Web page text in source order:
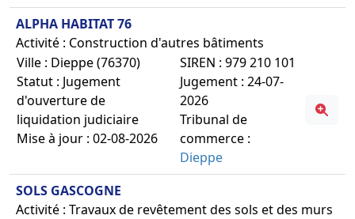
ALPHA HABITAT 76
Activité : Construction d'autres bâtiments
Ville : Dieppe (76370)
Statut : Jugement
d'ouverture de
liquidation judiciaire
Mise à jour : 02-08-2026
SIREN : 979 210 101
Jugement : 24-07-
2026
Tribunal de
commerce :
Dieppe
SOLS GASCOGNE
Activité : Travaux de revêtement des sols et des murs